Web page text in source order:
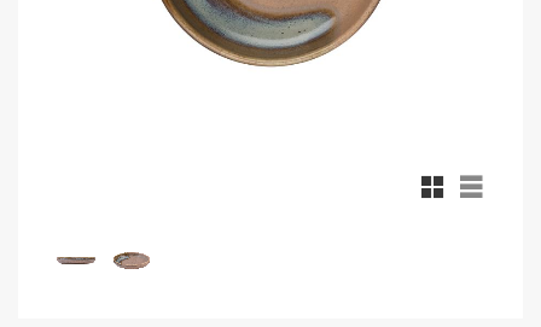
Rutnätsvy
Listvy